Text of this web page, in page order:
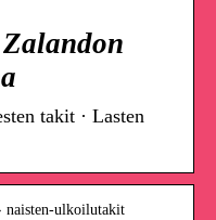
takit · Lasten
naisten-ulkoilutakit